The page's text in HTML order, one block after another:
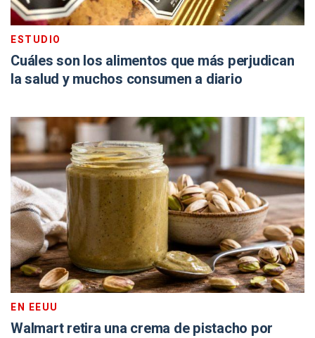
ESTUDIO
Cuáles son los alimentos que más perjudican
la salud y muchos consumen a diario
EN EEUU
Walmart retira una crema de pistacho por